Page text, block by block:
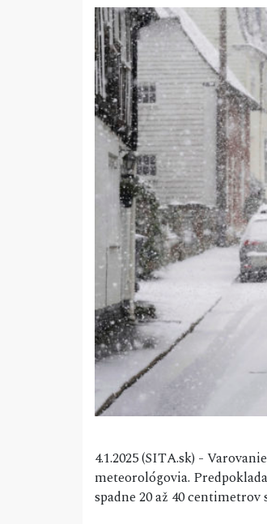
4.1.2025 (SITA.sk) -
meteorológovia.
spadne 20 až 40